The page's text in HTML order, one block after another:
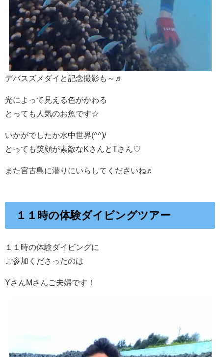
デバスズメダイと記念撮影も～♬
光によって見える色がかわる
とっても人気のお魚です☆
いかがでしたか水中世界(^^)/
とっても笑顔が素敵なKさんとTさん♡
また宮古島に潜りにいらしてくださいね♬
１１時の体験ダイビングツアー
１１時の体験ダイビングに
ご参加くださったのは
YさんMさんご夫婦です！